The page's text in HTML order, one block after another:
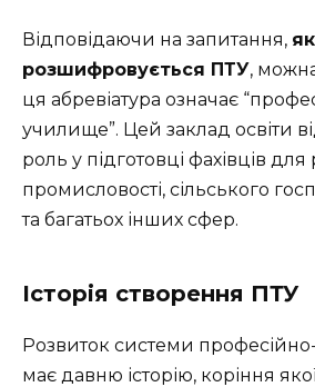
Відповідаючи на запитання, як
розшифровується ПТУ,
ця абревіатура означає
училище”. Цей заклад освіти
роль у підготовці фахівців для
промисловості, сільського
та багатьох інших сфер.
Історія створення ПТУ
Розвиток системи професійно-
має давню історію, коріння